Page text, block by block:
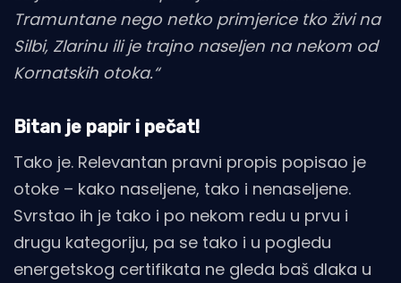
Tramuntane nego netko primjerice tko živi na
Silbi, Zlarinu ili je trajno naseljen na nekom od
Kornatskih otoka.“
Bitan je papir i pečat!
Tako je. Relevantan pravni propis popisao je
otoke – kako naseljene, tako i nenaseljene.
Svrstao ih je tako i po nekom redu u prvu i
drugu kategoriju, pa se tako i u pogledu
energetskog certifikata ne gleda baš dlaka u